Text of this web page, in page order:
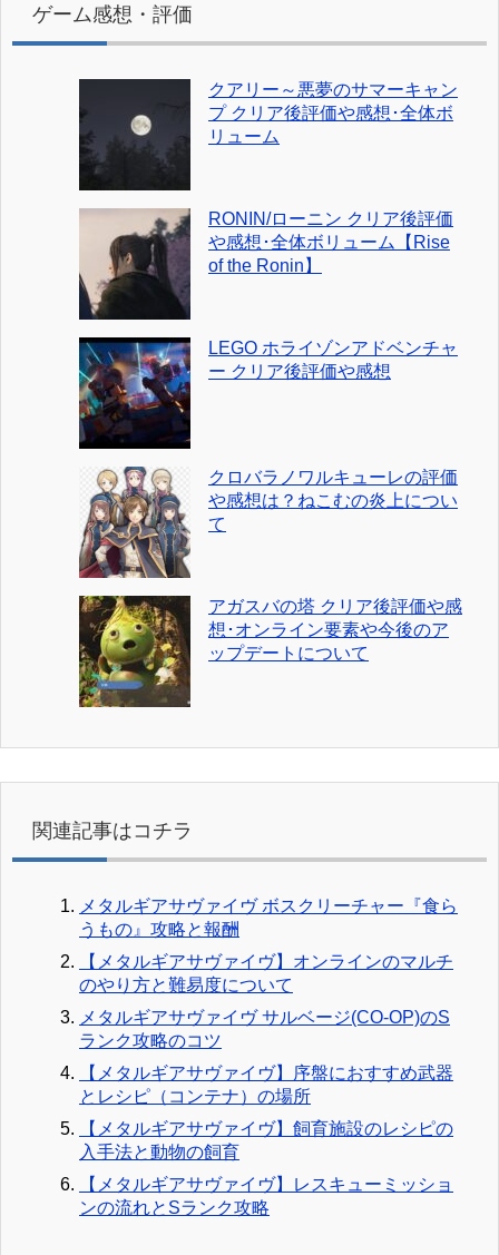
ゲーム感想・評価
クアリー～悪夢のサマーキャン
プ クリア後評価や感想･全体ボ
リューム
RONIN/ローニン クリア後評価
や感想･全体ボリューム【Rise
of the Ronin】
LEGO ホライゾンアドベンチャ
ー クリア後評価や感想
クロバラノワルキューレの評価
や感想は？ねこむの炎上につい
て
アガスバの塔 クリア後評価や感
想･オンライン要素や今後のア
ップデートについて
関連記事はコチラ
メタルギアサヴァイヴ ボスクリーチャー『食ら
うもの』攻略と報酬
【メタルギアサヴァイヴ】オンラインのマルチ
のやり方と難易度について
メタルギアサヴァイヴ サルベージ(CO-OP)のS
ランク攻略のコツ
【メタルギアサヴァイヴ】序盤におすすめ武器
とレシピ（コンテナ）の場所
【メタルギアサヴァイヴ】飼育施設のレシピの
入手法と動物の飼育
【メタルギアサヴァイヴ】レスキューミッショ
ンの流れとSランク攻略